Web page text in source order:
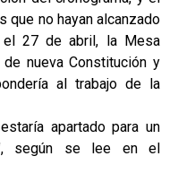
que no hayan alcanzado
el 27 de abril, la Mesa
nueva Constitución y
al trabajo de la
apartado para un
según se lee en el